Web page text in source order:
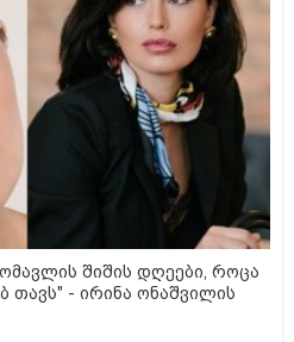
შიშის დღეები, როცა
თავს" - ირინა ონაშვილის